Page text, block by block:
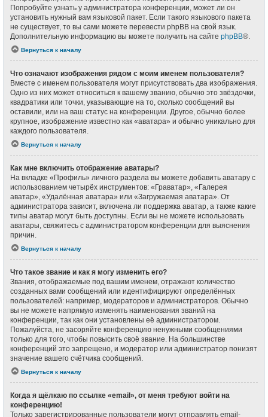
Попробуйте узнать у администратора конференции, может ли он
установить нужный вам языковой пакет. Если такого языкового пакета
не существует, то вы сами можете перевести phpBB на свой язык.
Дополнительную информацию вы можете получить на сайте phpBB®.
Вернуться к началу
Что означают изображения рядом с моим именем пользователя?
Вместе с именем пользователя могут присутствовать два изображения.
Одно из них может относиться к вашему званию, обычно это звёздочки,
квадратики или точки, указывающие на то, сколько сообщений вы
оставили, или на ваш статус на конференции. Другое, обычно более
крупное, изображение известно как «аватара» и обычно уникально для
каждого пользователя.
Вернуться к началу
Как мне включить отображение аватары?
На вкладке «Профиль» личного раздела вы можете добавить аватару с
использованием четырёх инструментов: «Граватар», «Галерея
аватар», «Удалённая аватара» или «Загружаемая аватара». От
администратора зависит, включена ли поддержка аватар, а также какие
типы аватар могут быть доступны. Если вы не можете использовать
аватары, свяжитесь с администратором конференции для выяснения
причин.
Вернуться к началу
Что такое звание и как я могу изменить его?
Звания, отображаемые под вашим именем, отражают количество
созданных вами сообщений или идентифицируют определённых
пользователей: например, модераторов и администраторов. Обычно
вы не можете напрямую изменять наименования званий на
конференции, так как они установлены её администратором.
Пожалуйста, не засоряйте конференцию ненужными сообщениями
только для того, чтобы повысить своё звание. На большинстве
конференций это запрещено, и модератор или администратор понизят
значение вашего счётчика сообщений.
Вернуться к началу
Когда я щёлкаю по ссылке «email», от меня требуют войти на
конференцию!
Только зарегистрированные пользователи могут отправлять email-